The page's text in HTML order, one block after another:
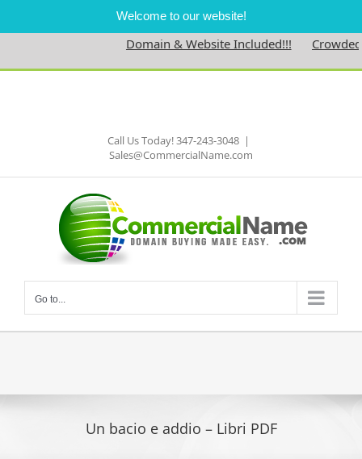
Welcome to our website!
Domain & Website Included!!!
Skip
Call Us Today! 347-243-3048 |
Sales@CommercialName.com
Go to...
Un bacio e addio – Libri PDF